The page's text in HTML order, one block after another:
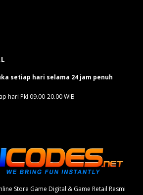
setiap hari selama 24 jam penuh
hari Pkl 09.00-20.00 WIB
Store Game Digital & Game Retail Resmi